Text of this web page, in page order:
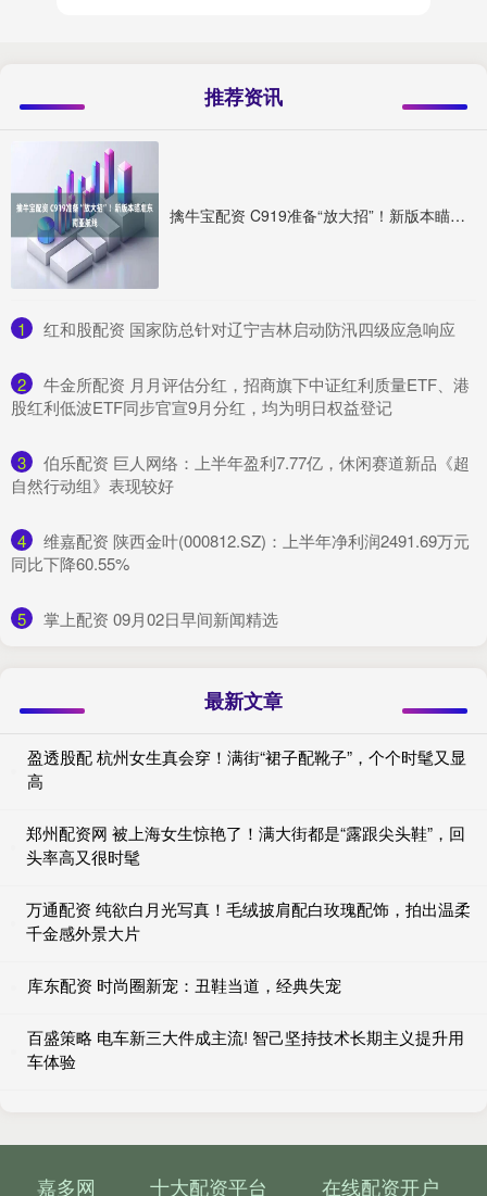
推荐资讯
擒牛宝配资 C919准备“放大招”！新版本瞄准东南亚航线
1 ​红和股配资 国家防总针对辽宁吉林启动防汛四级应急响应
2
​牛金所配资 月月评估分红，招商旗下中证红利质量ETF、港
股红利低波ETF同步官宣9月分红，均为明日权益登记
3
​伯乐配资 巨人网络：上半年盈利7.77亿，休闲赛道新品《超
自然行动组》表现较好
4
​维嘉配资 陕西金叶(000812.SZ)：上半年净利润2491.69万元
同比下降60.55%
5 ​掌上配资 09月02日早间新闻精选
最新文章
盈透股配 杭州女生真会穿！满街“裙子配靴子”，个个时髦又显
高
郑州配资网 被上海女生惊艳了！满大街都是“露跟尖头鞋”，回
头率高又很时髦
万通配资 纯欲白月光写真！毛绒披肩配白玫瑰配饰，拍出温柔
千金感外景大片
库东配资 时尚圈新宠：丑鞋当道，经典失宠
百盛策略 电车新三大件成主流! 智己坚持技术长期主义提升用
车体验
嘉多网 十大配资平台 在线配资开户